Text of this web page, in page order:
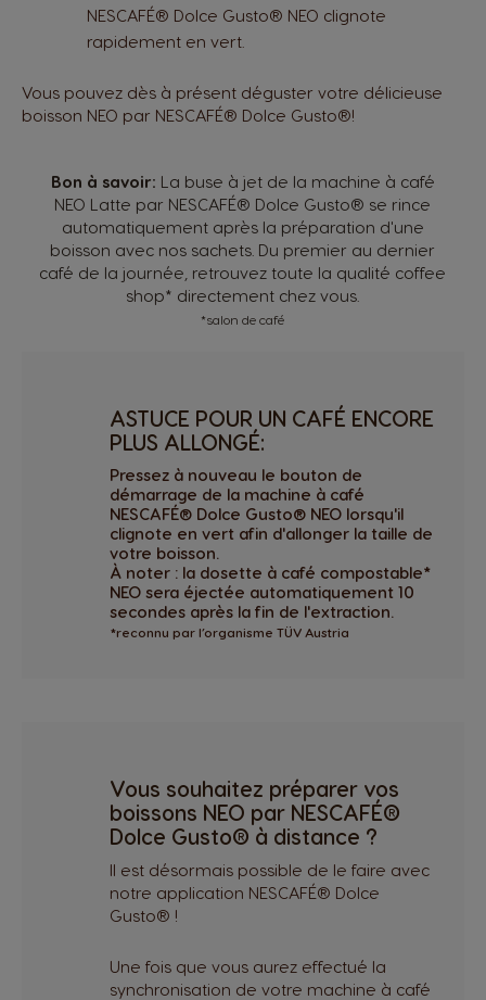
Inscrivez-vous pour profiter au maximum
de NESCAFÉ
Découvrez notre programme de fidélité, cumulez des
points à chaque café et choisissez vos cadeaux
NESCAFÉ® Dolce Gusto® NEO clignote
rapidement en vert.
Vous pouvez dès à présent déguster votre délicieuse
boisson NEO par NESCAFÉ® Dolce Gusto®!
Bon à savoir: La buse à jet de la machine à café
NEO Latte par NESCAFÉ® Dolce Gusto® se rince
automatiquement après la préparation d'une
boisson avec nos sachets. Du premier au dernier
café de la journée, retrouvez toute la qualité coffee
shop* directement chez vous.
*salon de café
ASTUCE POUR UN CAFÉ ENCORE
PLUS ALLONGÉ:
Pressez à nouveau le bouton de
démarrage de la machine à café
NESCAFÉ® Dolce Gusto® NEO lorsqu'il
clignote en vert afin d'allonger la taille de
votre boisson.
À noter : la dosette à café compostable*
NEO sera éjectée automatiquement 10
secondes après la fin de l'extraction.
*reconnu par l’organisme TÜV Austria
Vous souhaitez préparer vos
boissons NEO par NESCAFÉ®
Dolce Gusto® à distance ?
Il est désormais possible de le faire avec
notre application NESCAFÉ® Dolce
Gusto® !
Une fois que vous aurez effectué la
synchronisation de votre machine à café